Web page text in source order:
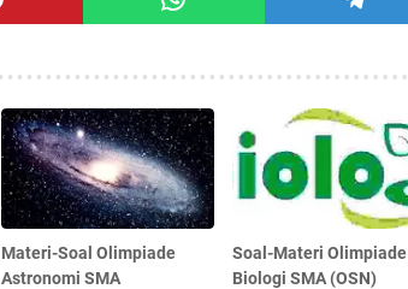
Materi-Soal Olimpiade
Astronomi SMA
Soal-Materi Olimpiade
Biologi SMA (OSN)